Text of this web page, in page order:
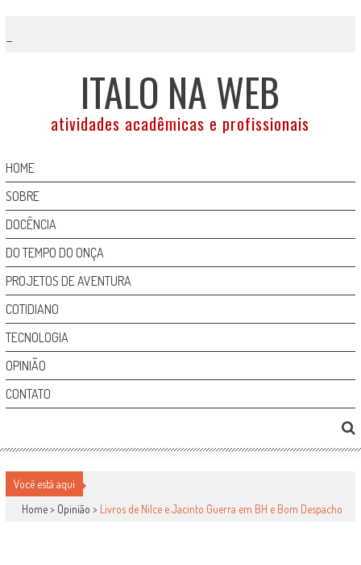
content
ITALO NA WEB
atividades acadêmicas e profissionais
HOME
SOBRE
DOCÊNCIA
DO TEMPO DO ONÇA
PROJETOS DE AVENTURA
COTIDIANO
TECNOLOGIA
OPINIÃO
CONTATO
Você está aqui
Home > Opinião > Livros de Nilce e Jacinto Guerra em BH e Bom Despacho
LIVROS DE NILCE E JACINTO GUERRA EM BH E
BOM DESPACHO
Opinião por -3 de outubro de 2010 1 2037